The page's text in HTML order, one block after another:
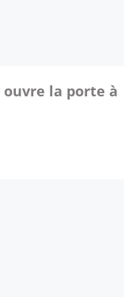
ouvre la porte à